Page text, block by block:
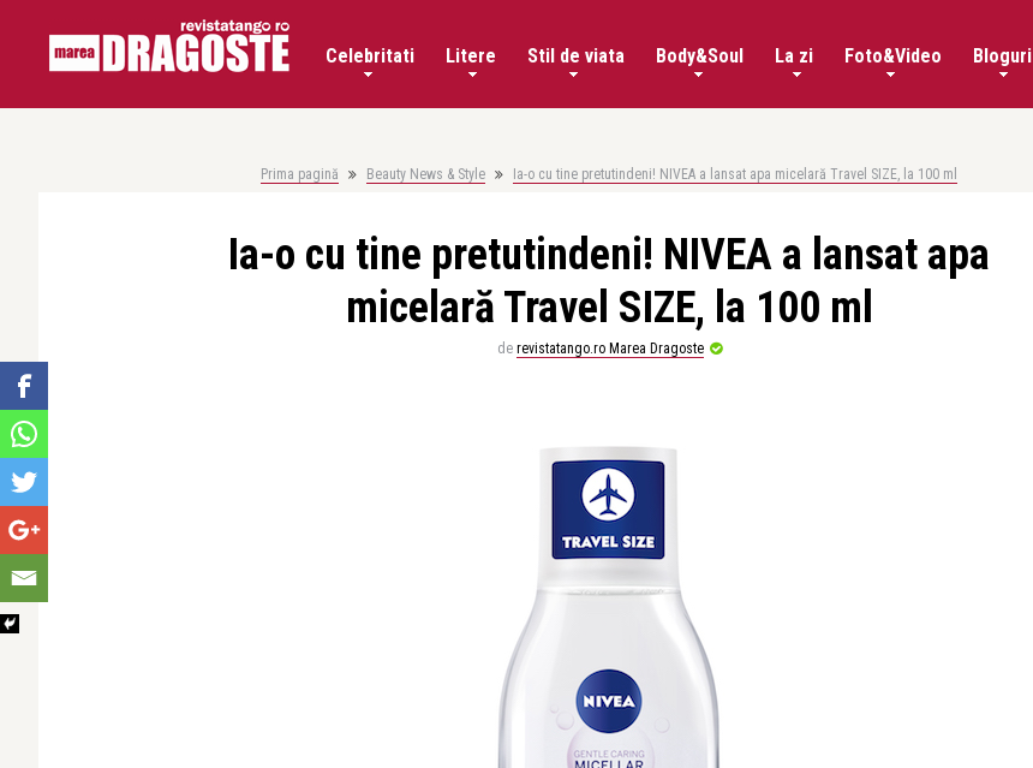
Celebritati Litere Stil de viata Body&Soul La zi Foto&Video Bloguri
Prima pagină Beauty News & Style Ia-o cu tine pretutindeni! NIVEA a lansat apa micelară Travel SIZE, la 100 ml
Ia-o cu tine pretutindeni! NIVEA a lansat apa
micelară Travel SIZE, la 100 ml
de revistatango.ro Marea Dragoste